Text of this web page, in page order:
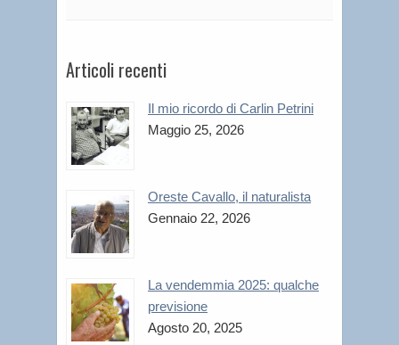
Articoli recenti
Il mio ricordo di Carlin Petrini
Maggio 25, 2026
Oreste Cavallo, il naturalista
Gennaio 22, 2026
La vendemmia 2025: qualche
previsione
Agosto 20, 2025